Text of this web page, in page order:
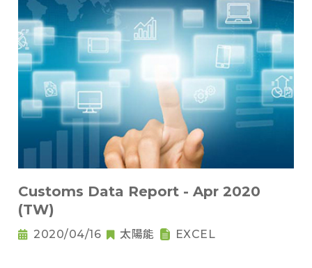
Customs Data Report - Apr 2020
(TW)
2020/04/16 太陽能 EXCEL